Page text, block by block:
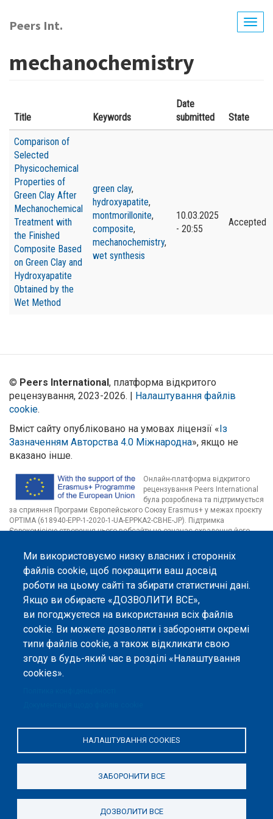
до
основного
Peers Int.
mechanochemistry
Title Keywords
Date
submitted
State
Comparison of
Selected
Physicochemical
Properties of
Green Clay After
Mechanochemical
Treatment with
the Finished
Composite Based
on Green Clay and
Hydroxyapatite
Obtained by the
Wet Method
green clay,
hydroxyapatite,
montmorillonite,
composite,
mechanochemistry,
wet synthesis
10.03.2025
- 20:55
Accepted
Ми використовуємо низку власних і сторонніх
файлів cookie, щоб покращити ваш досвід
роботи на цьому сайті та збирати статистичні дані.
Якщо ви обираєте «ДОЗВОЛИТИ ВСЕ»,
ви погоджуєтеся на використання всіх файлів
cookie. Ви можете дозволяти і забороняти окремі
типи файлів cookie, а також відкликати свою
згоду в будь-який час в розділі «Налаштування
cookies».
НАЛАШТУВАННЯ COOKIES
ЗАБОРОНИТИ ВСЕ
ДОЗВОЛИТИ ВСЕ
© Peers International, платформа відкритого
рецензування, 2023-2026. | Налаштування файлів
cookie.
Вміст сайту опубліковано на умовах ліцензії «Із
Зазначенням Авторства 4.0 Міжнародна», якщо не
вказано інше.
Онлайн-платформа відкритого
рецензування Peers International
була розроблена та підтримується
за сприяння Програми Європейського Союзу Erasmus+ у межах проєкту
OPTIMA (618940-EPP-1-2020-1-UA-EPPKA2-CBHE-JP). Підтримка
Єврокомісією створення цього вебсайту не означає схвалення його
несе відповідальності за будь-яке використання інформації, розміщеної
на цьому вебсайті.